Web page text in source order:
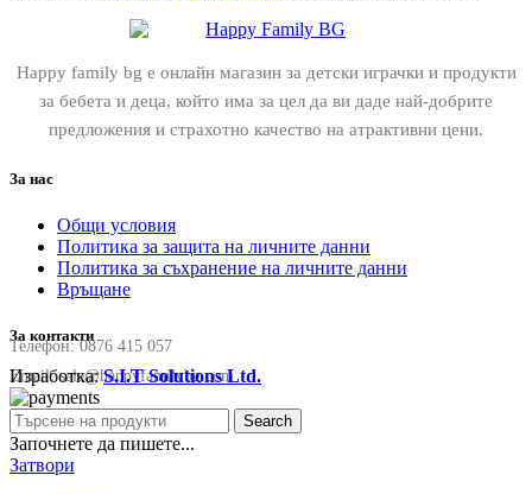
Happy family bg е онлайн магазин за детски играчки и продукти
за бебета и деца, който има за цел да ви даде най-добрите
предложения и страхотно качество на атрактивни цени.
За нас
Общи условия
Политика за защита на личните данни
Политика за съхранение на личните данни
Връщане
За контакти
Телефон:0876 415 057
Email:sale@happyfamilybg.com
Изработка:S.I.T Solutions Ltd.
Search
Започнете да пишете...
Затвори